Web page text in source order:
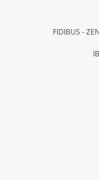
FIDIBUS -